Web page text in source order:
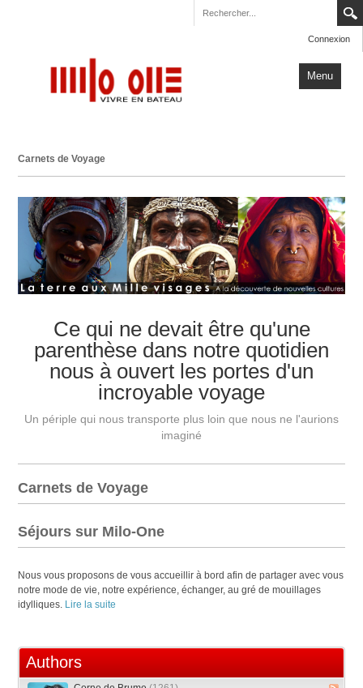
Connexion
Menu
Carnets de Voyage
Actualités
Plus
Carnets de Voyage
Ce qui ne devait être qu'une
parenthèse dans notre quotidien
nous à ouvert les portes d'un
incroyable voyage
Un périple qui nous transporte plus loin que nous ne l'aurions
imaginé
Carnets de Voyage
Séjours sur Milo-One
Nous vous proposons de vous accueillir à bord afin de partager avec vous
notre mode de vie, notre expérience, échanger, au gré de mouillages
idylliques. Lire la suite
Authors